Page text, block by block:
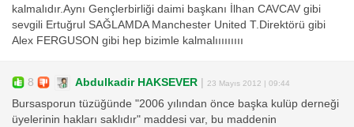
kalmalıdır.Aynı Gençlerbirliği daimi başkanı İlhan CAVCAV gibi
sevgili Ertuğrul SAĞLAMDA Manchester United T.Direktörü gibi
Alex FERGUSON gibi hep bizimle kalmalııııııııı
8 Abdulkadir HAKSEVER | 23 Mayıs 2012 | 09:44
Bursasporun tüzüğünde "2006 yılından önce başka kulüp derneği
üyelerinin hakları saklıdır" maddesi var, bu maddenin